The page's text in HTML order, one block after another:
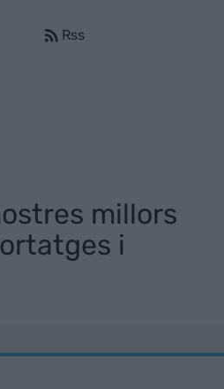
Rss
millors
i